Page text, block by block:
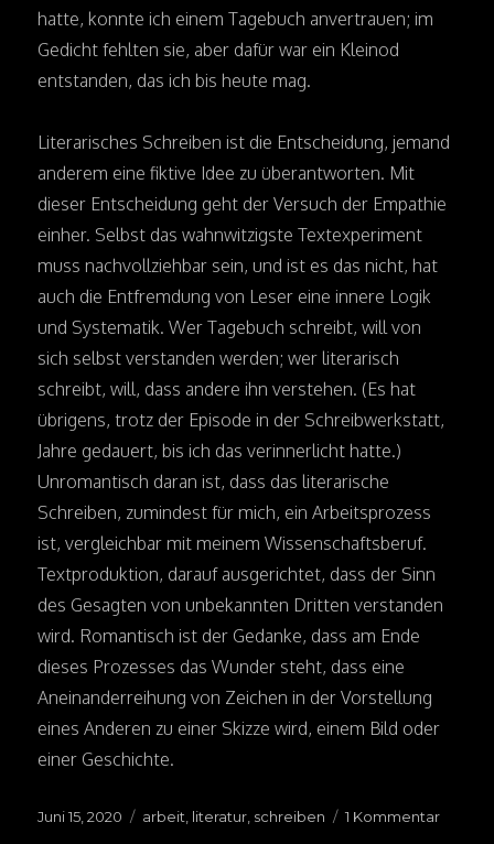
hatte, konnte ich einem Tagebuch anvertrauen; im
Gedicht fehlten sie, aber dafür war ein Kleinod
entstanden, das ich bis heute mag.
Literarisches Schreiben ist die Entscheidung, jemand
anderem eine fiktive Idee zu überantworten. Mit
dieser Entscheidung geht der Versuch der Empathie
einher. Selbst das wahnwitzigste Textexperiment
muss nachvollziehbar sein, und ist es das nicht, hat
auch die Entfremdung von Leser eine innere Logik
und Systematik. Wer Tagebuch schreibt, will von
sich selbst verstanden werden; wer literarisch
schreibt, will, dass andere ihn verstehen. (Es hat
übrigens, trotz der Episode in der Schreibwerkstatt,
Jahre gedauert, bis ich das verinnerlicht hatte.)
Unromantisch daran ist, dass das literarische
Schreiben, zumindest für mich, ein Arbeitsprozess
ist, vergleichbar mit meinem Wissenschaftsberuf.
Textproduktion, darauf ausgerichtet, dass der Sinn
des Gesagten von unbekannten Dritten verstanden
wird. Romantisch ist der Gedanke, dass am Ende
dieses Prozesses das Wunder steht, dass eine
Aneinanderreihung von Zeichen in der Vorstellung
eines Anderen zu einer Skizze wird, einem Bild oder
einer Geschichte.
Veröffentlicht
Juni 15, 2020 Schlagwörter
arbeit literatur schreiben 1 Kommentar